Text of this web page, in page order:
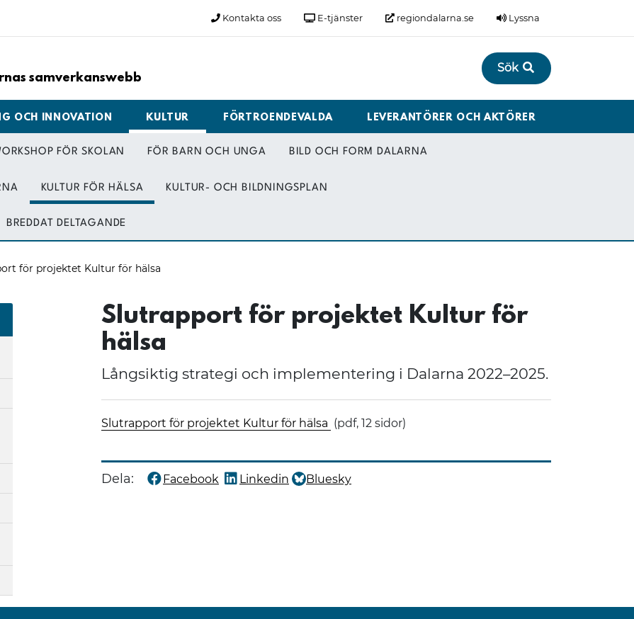
Kontakta oss E-tjänster regiondalarna.se Lyssna
samverkanswebb
Sök
OCH INNOVATION KULTUR FÖRTROENDEVALDA LEVERANTÖRER OCH AKTÖRER
FÖR SKOLAN FÖR BARN OCH UNGA BILD OCH FORM DALARNA
KULTUR FÖR HÄLSA KULTUR- OCH BILDNINGSPLAN
BREDDAT DELTAGANDE
för projektet Kultur för hälsa
Slutrapport för projektet Kultur för
hälsa
Långsiktig strategi och implementering i Dalarna 2022–2025.
Slutrapport för projektet Kultur för hälsa (pdf, 12 sidor)
Dela: Dela denna sida på
Facebook
Dela denna sida på
Linkedin
Dela denna sida på
Bluesky